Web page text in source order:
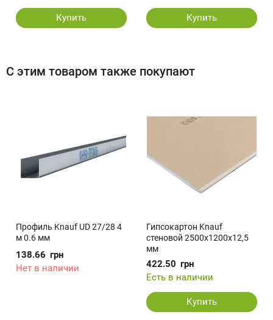
Купить Купить
С этим товаром также покупают
Профиль Knauf UD 27/28 4
м 0.6 мм
138.66 грн
Нет в наличии
Гипсокартон Knauf
стеновой 2500x1200x12,5
мм
422.50 грн
Есть в наличии
Купить